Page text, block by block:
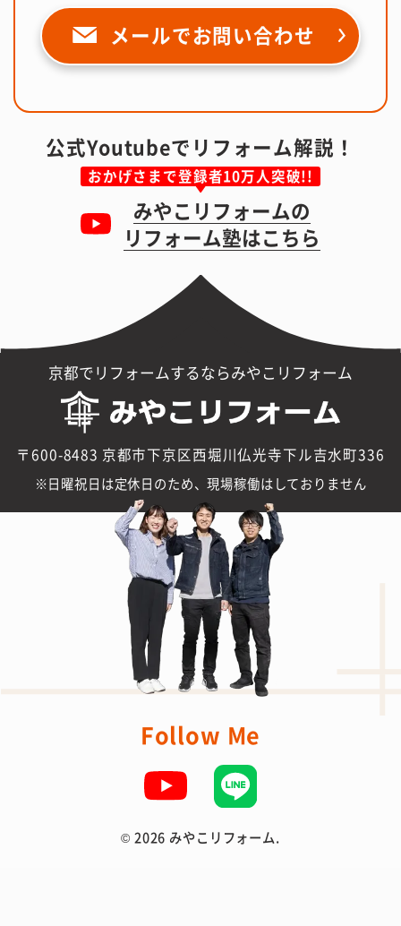
メールでお問い合わせ
公式Youtubeでリフォーム解説！
おかげさまで登録者10万人突破!!
みやこリフォームの
リフォーム塾はこちら
京都でリフォームするならみやこリフォーム
〒600-8483 京都市下京区西堀川仏光寺下ル吉水町336
日曜祝日は定休日のため、現場稼働はしておりません
Follow Me
© 2026 みやこリフォーム.